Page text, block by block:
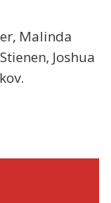
Malinda
Joshua